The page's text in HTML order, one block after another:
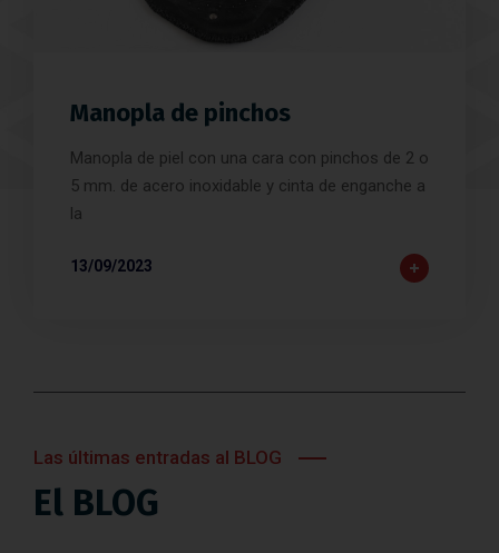
Manopla de pinchos
Manopla de piel con una cara con pinchos de 2 o
5 mm. de acero inoxidable y cinta de enganche a
la
13/09/2023
Las últimas entradas al BLOG
El BLOG